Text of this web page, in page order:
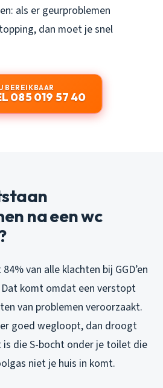
als er geurproblemen
dan moet je snel
BEREIKBAAR
085 019 57 40
na een wc
van alle klachten bij GGD’en
komt omdat een verstopt
van problemen veroorzaakt.
goed wegloopt, dan droogt
die S-bocht onder je toilet die
niet je huis in komt.